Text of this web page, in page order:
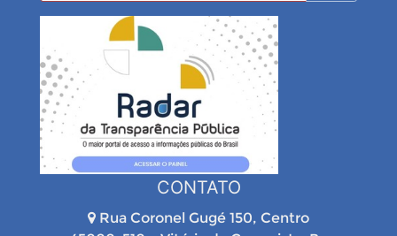
CONTATO
Rua Coronel Gugé 150, Centro